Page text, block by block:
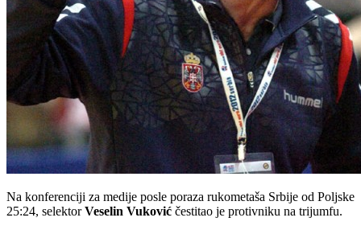
Na konferenciji za medije posle poraza rukometaša Srbije od Poljske
25:24, selektorVeselin Vuković čestitao je protivniku na trijumfu.